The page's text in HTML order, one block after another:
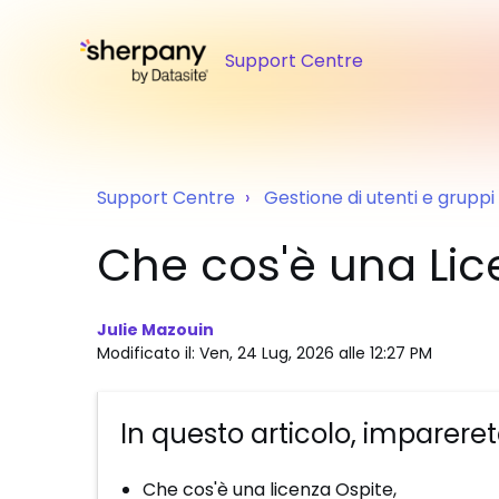
Support Centre
Support Centre Gestione di utenti e gruppi
Che cos'è una
Julie Mazouin
Modificato il: Ven, 24 Lug, 2026 alle 12:27 PM
In questo articolo,
Che cos'è una licenza Ospite,